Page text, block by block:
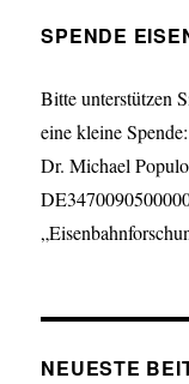
SPENDE
Bitte unterstützen
eine kleine
Dr. Michael
NEUESTE